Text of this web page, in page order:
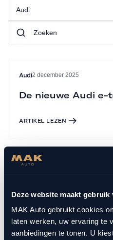
Deze website maakt gebruik
MAK Auto gebruikt cookies
laten werken, uw ervaring te
aanbiedingen te tonen. U
Audi
Audi2 december 2025
De nieuwe Audi
ARTIKEL LEZEN
Contact
Geïnteresseerd in onze
graag persoonlijk te woord.